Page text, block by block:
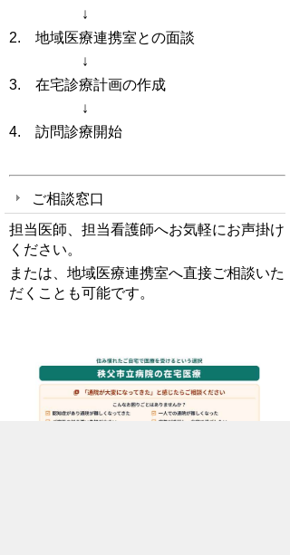
↓
2. 地域医療連携室との面談
↓
3. 在宅診療計画の作成
↓
4. 訪問診療開始
ご相談窓口
担当医師、担当看護師へお気軽にお声掛け
ください。
または、地域医療連携室へ直接ご相談いた
だくことも可能です。